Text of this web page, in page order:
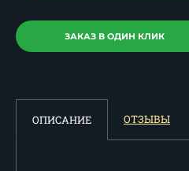
ЗАКАЗ В ОДИН КЛИК
ОПИСАНИЕ ОТЗЫВЫ